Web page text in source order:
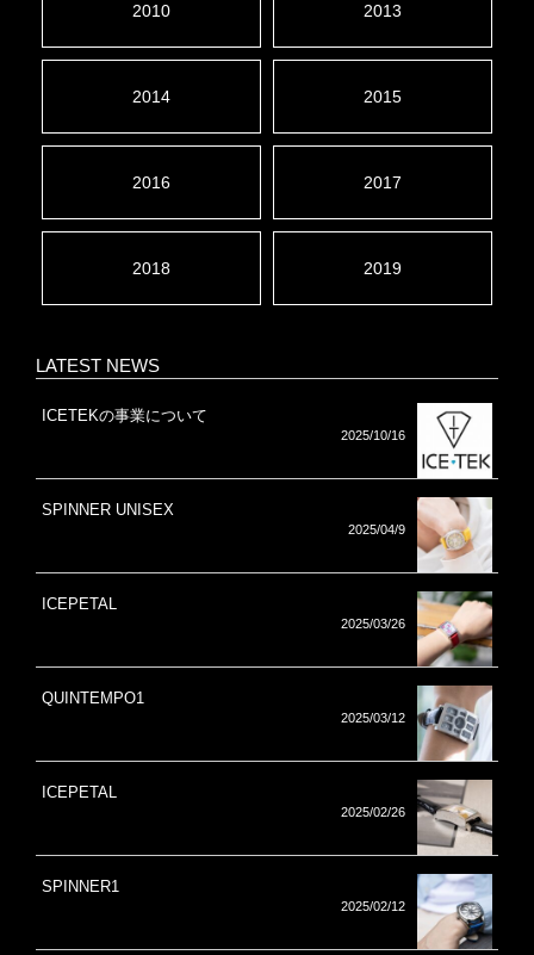
2010 2013
2014 2015
2016 2017
2018 2019
LATEST NEWS
ICETEKの事業について
2025/10/16
SPINNER UNISEX
2025/04/9
ICEPETAL
2025/03/26
QUINTEMPO1
2025/03/12
ICEPETAL
2025/02/26
SPINNER1
2025/02/12